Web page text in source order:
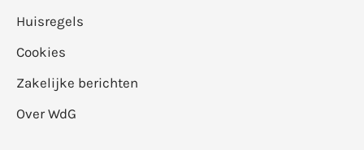
Huisregels
Cookies
Zakelijke berichten
Over WdG